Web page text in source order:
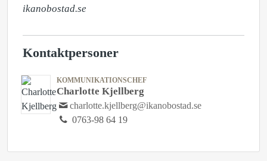
ikanobostad.se
Kontaktpersoner
KOMMUNIKATIONSCHEF
Charlotte Kjellberg
charlotte.kjellberg@ikanobostad.se
0763-98 64 19